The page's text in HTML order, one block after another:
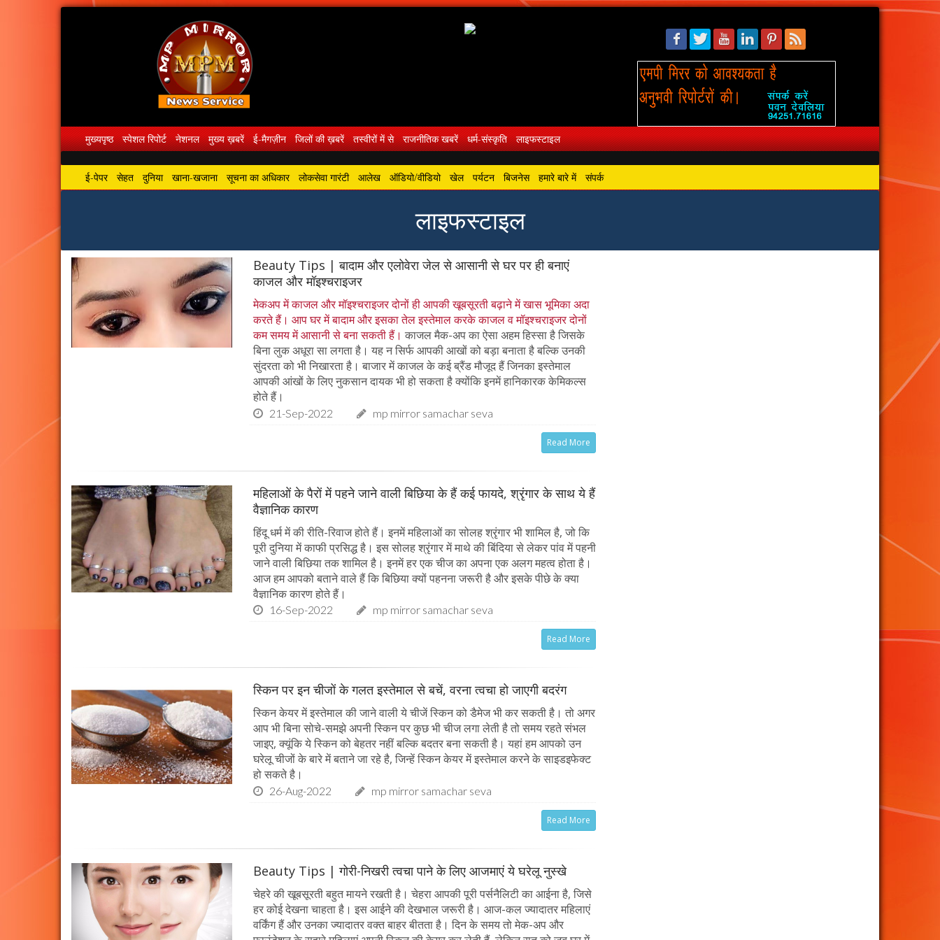
मुख्यपृष्ठ स्पेशल रिपोर्ट नेशनल मुख्य ख़बरें ई-मैगज़ीन जिलों की ख़बरें तस्वीरों में से राजनीतिक खबरें धर्म-संस्कृति लाइफस्टाइल
ई-पेपर सेहत दुनिया खाना-खजाना सूचना का अधिकार लोकसेवा गारंटी आलेख ऑडियो/वीडियो खेल पर्यटन बिजनेस हमारे बारे में संपर्क
लाइफस्टाइल
Beauty Tips | बादाम और एलोवेरा जेल से आसानी से घर पर ही बनाएं
काजल और मॉइश्चराइजर
मेकअप में काजल और मॉइश्चराइजर दोनों ही आपकी खूबसूरती बढ़ाने में खास भूमिका अदा
करते हैं। आप घर में बादाम और इसका तेल इस्तेमाल करके काजल व मॉइश्चराइजर दोनों
कम समय में आसानी से बना सकती हैं। काजल मैक-अप का ऐसा अहम हिस्सा है जिसके
बिना लुक अधूरा सा लगता है। यह न सिर्फ आपकी आखों को बड़ा बनाता है बल्कि उनकी
सुंदरता को भी निखारता है। बाजार में काजल के कई ब्रैंड मौजूद हैं जिनका इस्तेमाल
आपकी आंखों के लिए नुकसान दायक भी हो सकता है क्योंकि इनमें हानिकारक केमिकल्स
होते हैं।
21-Sep-2022 mp mirror samachar seva
Read More
महिलाओं के पैरों में पहने जाने वाली बिछिया के हैं कई फायदे, श्रृंगार के साथ ये हैं
वैज्ञानिक कारण
हिंदू धर्म में की रीति-रिवाज होते हैं। इनमें महिलाओं का सोलह श्रृंगार भी शामिल है, जो कि
पूरी दुनिया में काफी प्रसिद्ध है। इस सोलह श्रृंगार में माथे की बिंदिया से लेकर पांव में पहनी
जाने वाली बिछिया तक शामिल है। इनमें हर एक चीज का अपना एक अलग महत्व होता है।
आज हम आपको बताने वाले हैं कि बिछिया क्यों पहनना जरूरी है और इसके पीछे के क्या
वैज्ञानिक कारण होते हैं।
16-Sep-2022 mp mirror samachar seva
Read More
स्किन पर इन चीजों के गलत इस्‍तेमाल से बचें, वरना त्‍वचा हो जाएगी बदरंग
स्किन केयर में इस्तेमाल की जाने वाली ये चीजें स्किन को डैमेज भी कर सकती है। तो अगर
आप भी बिना सोचे-समझे अपनी स्किन पर कुछ भी चीज लगा लेती है तो समय रहते संभल
जाइए, क्यूंकि ये स्किन को बेहतर नहीं बल्कि बदतर बना सकती है। यहां हम आपको उन
घरेलू चीजों के बारे में बताने जा रहे है, जिन्हें स्किन केयर में इस्तेमाल करने के साइडइफेक्ट
हो सकते है।
26-Aug-2022 mp mirror samachar seva
Read More
Beauty Tips | गोरी-निखरी त्वचा पाने के लिए आजमाएं ये घरेलू नुस्खे
चेहरे की खूबसूरती बहुत मायने रखती है। चेहरा आपकी पूरी पर्सनैलिटी का आईना है, जिसे
हर कोई देखना चाहता है। इस आईने की देखभाल जरूरी है। आज-कल ज्यादातर महिलाएं
वर्किंग हैं और उनका ज्यादातर वक्त बाहर बीतता है। दिन के समय तो मेक-अप और